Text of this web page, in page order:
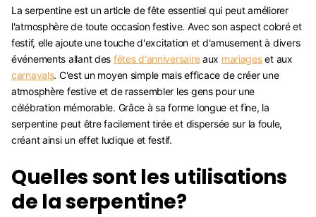
La serpentine est un article de fête essentiel qui peut améliorer
l'atmosphère de toute occasion festive. Avec son aspect coloré et
festif, elle ajoute une touche d'excitation et d'amusement à divers
événements allant des fêtes d'anniversaireaux mariageset aux
carnavals. C'est un moyen simple mais efficace de créer une
atmosphère festive et de rassembler les gens pour une
célébration mémorable. Grâce à sa forme longue et fine, la
serpentine peut être facilement tirée et dispersée sur la foule,
créant ainsi un effet ludique et festif.
Quelles sont les utilisations
de la serpentine?